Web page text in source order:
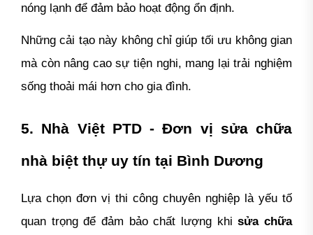
nóng lạnh để đảm bảo hoạt động ổn định.
Những cải tạo này không chỉ giúp tối ưu không gian
mà còn nâng cao sự tiện nghi, mang lại trải nghiệm
sống thoải mái hơn cho gia đình.
5. Nhà Việt PTD - Đơn vị sửa chữa
nhà biệt thự uy tín tại Bình Dương
Lựa chọn đơn vị thi công chuyên nghiệp là yếu tố
quan trọng để đảm bảo chất lượng khisửa chữa